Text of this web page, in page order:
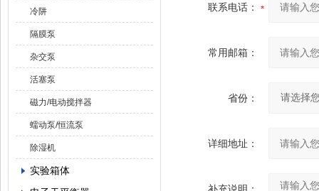
冷阱
隔膜泵
杂交泵
活塞泵
磁力/电动搅拌器
蠕动泵/恒流泵
除湿机
实验箱体
联系电话：
常用邮箱：
省份：
详细地址：